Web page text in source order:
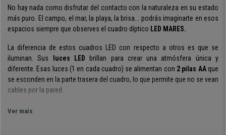
No hay nada como disfrutar del contacto con la naturaleza en su estado
más puro. El campo, el mar, la playa, la brisa... podrás imaginarte en esos
espacios siempre que observes el cuadro díptico LED MARES.
La diferencia de estos cuadros LED con respecto a otros es que se
iluminan. Sus luces LED brillan para crear una atmósfera única y
diferente. Esas luces (1 en cada cuadro) se alimentan con 2 pilas AAque
se esconden en la parte trasera del cuadro, lo que permite que no se vean
cables por la pared.
Los materiales utilizados para la fabricación de este cuadro son de
Ver mais